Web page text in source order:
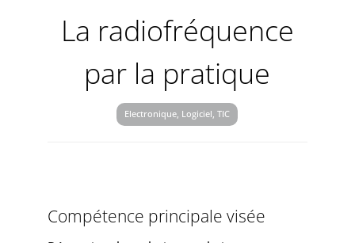
La radiofréquence
par la pratique
Electronique, Logiciel, TIC
Compétence principale visée